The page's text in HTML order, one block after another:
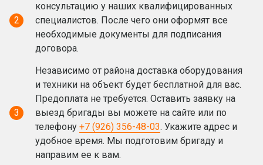
2
консультацию у наших квалифицированных
специалистов. После чего они оформят все
необходимые документы для подписания
договора.
3
Независимо от района доставка оборудования
и техники на объект будет бесплатной для вас.
Предоплата не требуется. Оставить заявку на
выезд бригады вы можете на сайте или по
телефону +7 (926) 356-48-03. Укажите адрес и
удобное время. Мы подготовим бригаду и
направим ее к вам.